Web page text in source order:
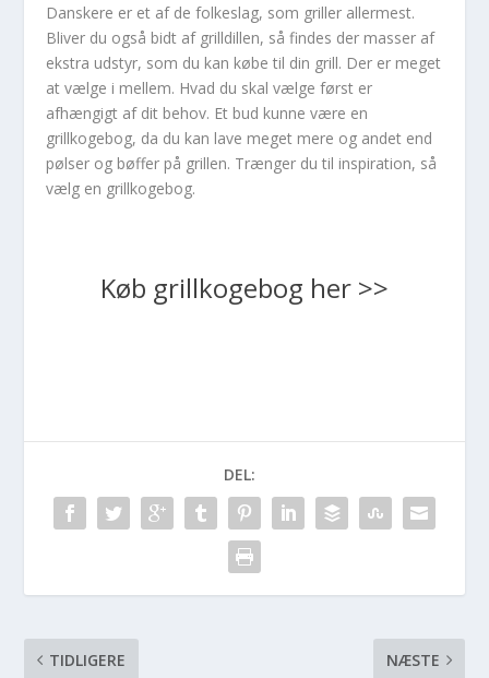
Danskere er et af de folkeslag, som griller allermest.
Bliver du også bidt af grilldillen, så findes der masser af
ekstra udstyr, som du kan købe til din grill. Der er meget
at vælge i mellem. Hvad du skal vælge først er
afhængigt af dit behov. Et bud kunne være en
grillkogebog, da du kan lave meget mere og andet end
pølser og bøffer på grillen. Trænger du til inspiration, så
vælg en grillkogebog.
Køb grillkogebog her >>
DEL:
TIDLIGERE NÆSTE